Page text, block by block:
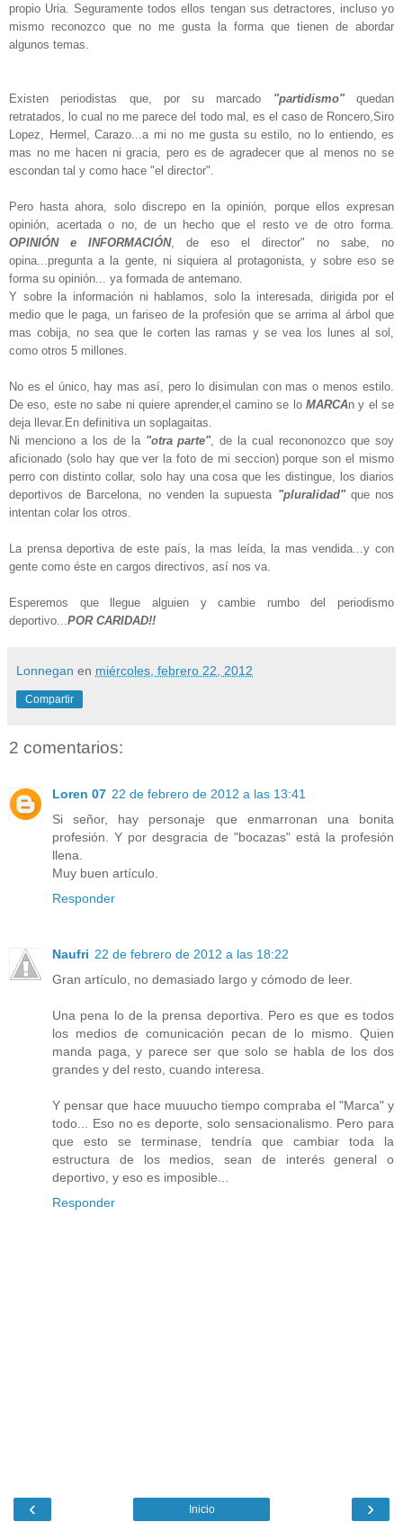
propio Uria. Seguramente todos ellos tengan sus detractores, incluso yo
mismo reconozco que no me gusta la forma que tienen de abordar
algunos temas.
Existen periodistas que, por su marcado "partidismo"quedan
retratados, lo cual no me parece del todo mal, es el caso de Roncero,Siro
Lopez, Hermel, Carazo...a mi no me gusta su estilo, no lo entiendo, es
mas no me hacen ni gracia, pero es de agradecer que al menos no se
escondan tal y como hace "el director".
Pero hasta ahora, solo discrepo en la opinión, porque ellos expresan
opinión, acertada o no, de un hecho que el resto ve de otro forma.
OPINIÓN e INFORMACIÓN, de eso el director" no sabe, no
opina...pregunta a la gente, ni siquiera al protagonista, y sobre eso se
forma su opinión... ya formada de antemano.
Y sobre la información ni hablamos, solo la interesada, dirigida por el
medio que le paga, un fariseo de la profesión que se arrima al árbol que
mas cobija, no sea que le corten las ramas y se vea los lunes al sol,
como otros 5 millones.
No es el único, hay mas así, pero lo disimulan con mas o menos estilo.
De eso, este no sabe ni quiere aprender,el camino se lo MARCAn y el se
deja llevar.En definitiva un soplagaitas.
Ni menciono a los de la "otra parte", de la cual recononozco que soy
aficionado (solo hay que ver la foto de mi seccion) porque son el mismo
perro con distinto collar, solo hay una cosa que les distingue, los diarios
deportivos de Barcelona, no venden la supuesta "pluralidad"que nos
intentan colar los otros.
La prensa deportiva de este país, la mas leída, la mas vendida...y con
gente como éste en cargos directivos, así nos va.
Esperemos que llegue alguien y cambie rumbo del periodismo
deportivo... POR CARIDAD!!
Lonnegan en miércoles, febrero 22, 2012
Compartir
2 comentarios:
Loren 07 22 de febrero de 2012 a las 13:41
Si señor, hay personaje que enmarronan una bonita
profesión. Y por desgracia de "bocazas" está la profesión
llena.
Muy buen artículo.
Responder
Naufri 22 de febrero de 2012 a las 18:22
Gran artículo, no demasiado largo y cómodo de leer.
Una pena lo de la prensa deportiva. Pero es que es todos
los medios de comunicación pecan de lo mismo. Quien
manda paga, y parece ser que solo se habla de los dos
grandes y del resto, cuando interesa.
Y pensar que hace muuucho tiempo compraba el "Marca" y
todo... Eso no es deporte, solo sensacionalismo. Pero para
que esto se terminase, tendría que cambiar toda la
estructura de los medios, sean de interés general o
deportivo, y eso es imposible...
Responder
‹ ›
Inicio